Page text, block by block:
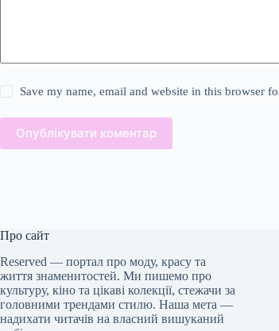
Save my name, email and website in this browser
Опублікувати коментар
Про сайт
Reserved — портал про моду, красу та
життя знаменитостей. Ми пишемо про
культуру, кіно та цікаві колекції, стежачи за
головними трендами стилю. Наша мета —
надихати читачів на власний вишуканий